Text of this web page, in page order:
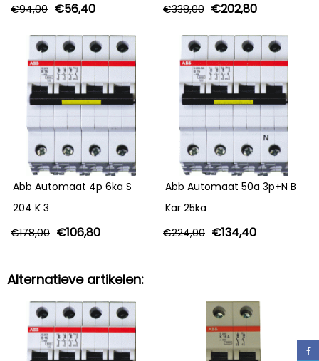
€94,00 €56,40
€338,00 €202,80
Abb Automaat 4p 6ka S
204 K 3
€178,00 €106,80
Abb Automaat 50a 3p+N B
Kar 25ka
€224,00 €134,40
Alternatieve artikelen: